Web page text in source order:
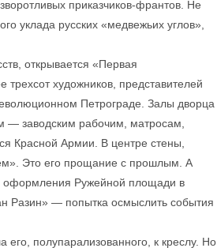
приказчиков-франтов. Не
уклада русских «медвежьих углов»,
открывается «Первая
трехсот художников, представителей
Петрограде. Залы дворца
— заводским рабочим, матросам,
Красной Армии. В центре стены,
Это его прощание с прошлым. А
оформления Ружейной площади в
Разин» — попытка осмыслить события
его, полупарализованного, к креслу. Но